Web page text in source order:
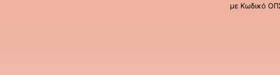
με Κωδικό